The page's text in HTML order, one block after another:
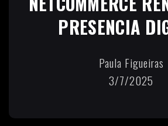
PRESENCIA
Paula Figueiras
3/7/2025